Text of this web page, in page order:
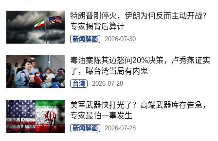
特朗普刚停火，伊朗为何反而主动开战？
专家揭背后算计
新闻解画 2026-07-30
毒油案陈其迈怒问20%决策，卢秀燕证实
了，曝台湾当局有内鬼
台湾 2026-07-28
美军武器快打光了？高端武器库存告急，
专家最怕一事发生
新闻解画 2026-07-28